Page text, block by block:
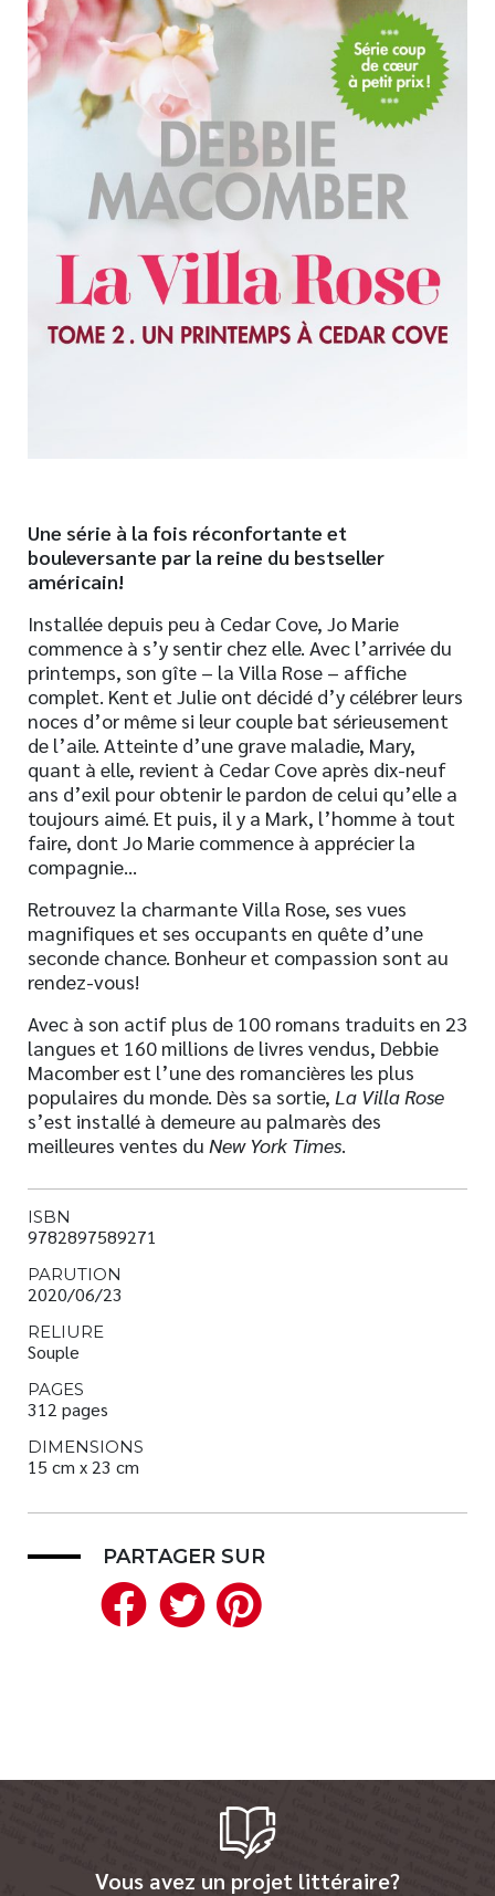
Nouveautés
Numérique
Livres audio
Meilleurs vendeurs
AUTEURS
À PROPOS
CONTACT
Une série à la fois réconfortante et
bouleversante par la reine du bestseller
américain!
Installée depuis peu à Cedar Cove, Jo Marie
commence à s’y sentir chez elle. Avec l’arrivée du
printemps, son gîte – la Villa Rose – affiche
complet. Kent et Julie ont décidé d’y célébrer leurs
noces d’or même si leur couple bat sérieusement
de l’aile. Atteinte d’une grave maladie, Mary,
quant à elle, revient à Cedar Cove après dix-neuf
ans d’exil pour obtenir le pardon de celui qu’elle a
toujours aimé. Et puis, il y a Mark, l’homme à tout
faire, dont Jo Marie commence à apprécier la
compagnie…
Retrouvez la charmante Villa Rose, ses vues
magnifiques et ses occupants en quête d’une
seconde chance. Bonheur et compassion sont au
rendez-vous!
Avec à son actif plus de 100 romans traduits en 23
langues et 160 millions de livres vendus, Debbie
Macomber est l’une des romancières les plus
populaires du monde. Dès sa sortie, La Villa Rose
s’est installé à demeure au palmarès des
meilleures ventes du New York Times.
ISBN
9782897589271
PARUTION
2020/06/23
RELIURE
Souple
PAGES
312 pages
DIMENSIONS
15 cm x 23 cm
PARTAGER SUR
Facebook
Twitter
Vous avez un projet littéraire?